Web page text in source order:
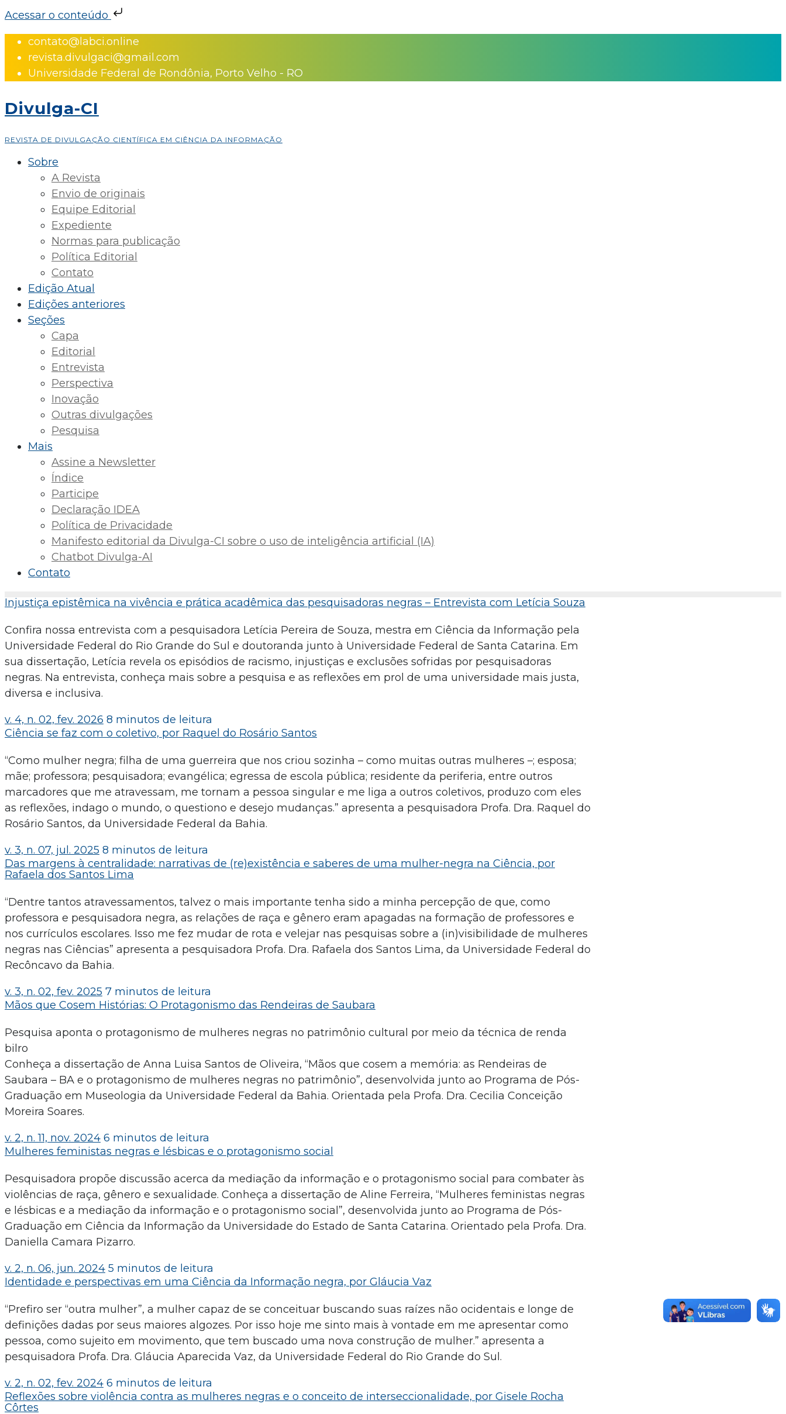
Acessar o conteúdo
Skip
content
contato@labci.online
revista.divulgaci@gmail.com
Universidade Federal de Rondônia, Porto Velho - RO
Divulga-CI
REVISTA DE DIVULGAÇÃO CIENTÍFICA EM CIÊNCIA DA INFORMAÇÃO
Sobre
A Revista
Envio de originais
Equipe Editorial
Expediente
Normas para publicação
Política Editorial
Contato
Edição Atual
Edições anteriores
Seções
Capa
Editorial
Entrevista
Perspectiva
Inovação
Outras divulgações
Pesquisa
Mais
Assine a Newsletter
Índice
Participe
Declaração IDEA
Política de Privacidade
Manifesto editorial da Divulga-CI sobre o uso de inteligência artificial (IA)
Chatbot Divulga-AI
Contato
Injustiça epistêmica na vivência e prática acadêmica das pesquisadoras negras – Entrevista com Letícia Souza
Confira nossa entrevista com a pesquisadora Letícia Pereira de Souza, mestra em Ciência da Informação pela
Universidade Federal do Rio Grande do Sul e doutoranda junto à Universidade Federal de Santa Catarina. Em
sua dissertação, Letícia revela os episódios de racismo, injustiças e exclusões sofridas por pesquisadoras
negras. Na entrevista, conheça mais sobre a pesquisa e as reflexões em prol de uma universidade mais justa,
diversa e inclusiva.
v. 4, n. 02, fev. 2026 8 minutos de leitura
Ciência se faz com o coletivo, por Raquel do Rosário Santos
“Como mulher negra; filha de uma guerreira que nos criou sozinha – como muitas outras mulheres –; esposa;
mãe; professora; pesquisadora; evangélica; egressa de escola pública; residente da periferia, entre outros
marcadores que me atravessam, me tornam a pessoa singular e me liga a outros coletivos, produzo com eles
as reflexões, indago o mundo, o questiono e desejo mudanças.” apresenta a pesquisadora Profa. Dra. Raquel do
Rosário Santos, da Universidade Federal da Bahia.
v. 3, n. 07, jul. 2025 8 minutos de leitura
Das margens à centralidade: narrativas de (re)existência e saberes de uma mulher-negra na Ciência, por
Rafaela dos Santos Lima
“Dentre tantos atravessamentos, talvez o mais importante tenha sido a minha percepção de que, como
professora e pesquisadora negra, as relações de raça e gênero eram apagadas na formação de professores e
nos currículos escolares. Isso me fez mudar de rota e velejar nas pesquisas sobre a (in)visibilidade de mulheres
negras nas Ciências” apresenta a pesquisadora Profa. Dra. Rafaela dos Santos Lima, da Universidade Federal do
Recôncavo da Bahia.
v. 3, n. 02, fev. 2025 7 minutos de leitura
Mãos que Cosem Histórias: O Protagonismo das Rendeiras de Saubara
Pesquisa aponta o protagonismo de mulheres negras no patrimônio cultural por meio da técnica de renda
bilro
Conheça a dissertação de Anna Luisa Santos de Oliveira, “Mãos que cosem a memória: as Rendeiras de
Saubara – BA e o protagonismo de mulheres negras no patrimônio”, desenvolvida junto ao Programa de Pós-
Graduação em Museologia da Universidade Federal da Bahia. Orientada pela Profa. Dra. Cecilia Conceição
Moreira Soares.
v. 2, n. 11, nov. 2024 6 minutos de leitura
Mulheres feministas negras e lésbicas e o protagonismo social
Pesquisadora propõe discussão acerca da mediação da informação e o protagonismo social para combater às
violências de raça, gênero e sexualidade. Conheça a dissertação de Aline Ferreira, “Mulheres feministas negras
e lésbicas e a mediação da informação e o protagonismo social”, desenvolvida junto ao Programa de Pós-
Graduação em Ciência da Informação da Universidade do Estado de Santa Catarina. Orientado pela Profa. Dra.
Daniella Camara Pizarro.
v. 2, n. 06, jun. 2024 5 minutos de leitura
Identidade e perspectivas em uma Ciência da Informação negra, por Gláucia Vaz
“Prefiro ser “outra mulher”, a mulher capaz de se conceituar buscando suas raízes não ocidentais e longe de
definições dadas por seus maiores algozes. Por isso hoje me sinto mais à vontade em me apresentar como
pessoa, como sujeito em movimento, que tem buscado uma nova construção de mulher.” apresenta a
pesquisadora Profa. Dra. Gláucia Aparecida Vaz, da Universidade Federal do Rio Grande do Sul.
v. 2, n. 02, fev. 2024 6 minutos de leitura
Reflexões sobre violência contra as mulheres negras e o conceito de interseccionalidade, por Gisele Rocha
Côrtes